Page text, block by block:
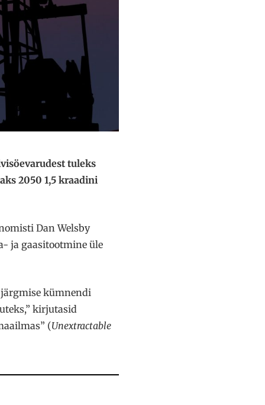
tuleks
2050 1,5 kraadini
Dan Welsby
ja gaasitootmine üle
järgmise kümnendi
kirjutasid
(Unextractable